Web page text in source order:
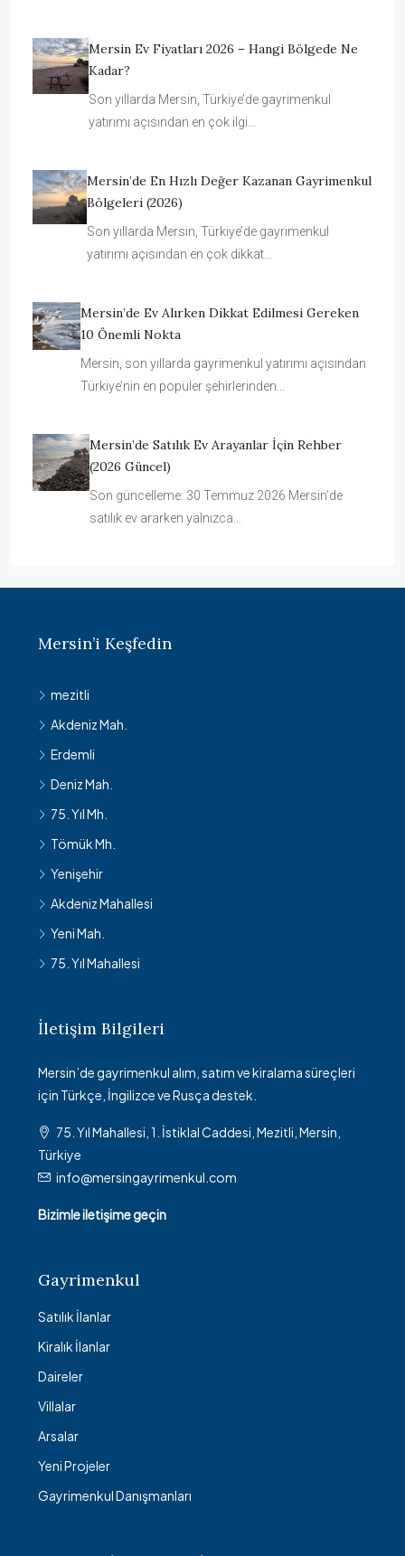
Mersin Ev Fiyatları 2026 – Hangi Bölgede Ne
Kadar?
Son yıllarda Mersin, Türkiye’de gayrimenkul
yatırımı açısından en çok ilgi…
Mersin’de En Hızlı Değer Kazanan Gayrimenkul
Bölgeleri (2026)
Son yıllarda Mersin, Türkiye’de gayrimenkul
yatırımı açısından en çok dikkat…
Mersin’de Ev Alırken Dikkat Edilmesi Gereken
10 Önemli Nokta
Mersin, son yıllarda gayrimenkul yatırımı açısından
Türkiye’nin en popüler şehirlerinden…
Mersin’de Satılık Ev Arayanlar İçin Rehber
(2026 Güncel)
Son güncelleme: 30 Temmuz 2026 Mersin’de
satılık ev ararken yalnızca…
Mersin’i Keşfedin
mezitli
Akdeniz Mah.
Erdemli
Deniz Mah.
75. Yıl Mh.
Tömük Mh.
Yenişehir
Akdeniz Mahallesi
Yeni Mah.
75. Yıl Mahallesi
İletişim Bilgileri
Mersin’de gayrimenkul alım, satım ve kiralama süreçleri
için Türkçe, İngilizce ve Rusça destek.
75. Yıl Mahallesi, 1. İstiklal Caddesi, Mezitli, Mersin,
Türkiye
info@mersingayrimenkul.com
Bizimle iletişime geçin
Gayrimenkul
Satılık İlanlar
Kiralık İlanlar
Daireler
Villalar
Arsalar
Yeni Projeler
Gayrimenkul Danışmanları